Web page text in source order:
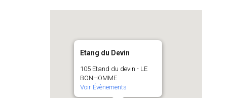
Etang du Devin
105 Etand du devin - LE
BONHOMME
Voir Évènements